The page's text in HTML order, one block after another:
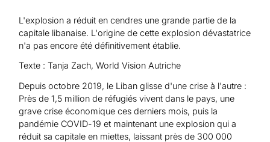
L'explosion a réduit en cendres une grande partie de la
capitale libanaise. L'origine de cette explosion dévastatrice
n'a pas encore été définitivement établie.
Texte : Tanja Zach, World Vision Autriche
Depuis octobre 2019, le Liban glisse d'une crise à l'autre :
Près de 1,5 million de réfugiés vivent dans le pays, une
grave crise économique ces derniers mois, puis la
pandémie COVID-19 et maintenant une explosion qui a
réduit sa capitale en miettes, laissant près de 300 000